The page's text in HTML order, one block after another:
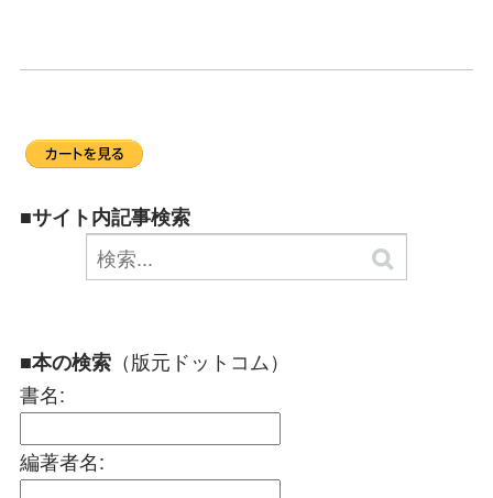
■サイト内記事検索
■本の検索 （版元ドットコム）
書名:
編著者名: